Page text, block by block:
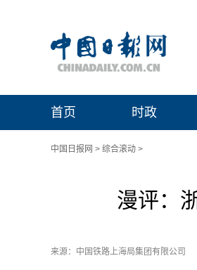
首页 时政
中国日报网 > 综合滚动 >
漫评：
来源：中国铁路上海局集团有限公司